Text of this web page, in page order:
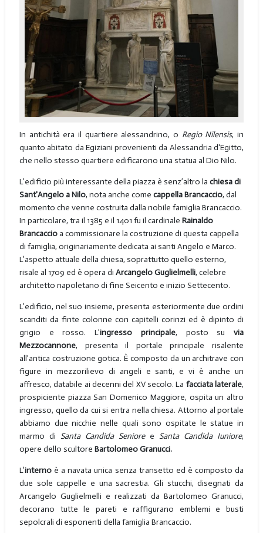
In antichità era il quartiere alessandrino, o Regio Nilensis, in
quanto abitato da Egiziani provenienti da Alessandria d'Egitto,
che nello stesso quartiere edificarono una statua al Dio Nilo.
L’edificio più interessante della piazza è senz’altro la chiesa di
Sant'Angelo a Nilo, nota anche come cappella Brancaccio, dal
momento che venne costruita dalla nobile famiglia Brancaccio.
In particolare, tra il 1385 e il 1401 fu il cardinale Rainaldo
Brancaccioa commissionare la costruzione di questa cappella
di famiglia, originariamente dedicata ai santi Angelo e Marco.
L’aspetto attuale della chiesa, soprattutto quello esterno,
risale al 1709 ed è opera di Arcangelo Guglielmelli, celebre
architetto napoletano di fine Seicento e inizio Settecento.
L’edificio, nel suo insieme, presenta esteriormente due ordini
scanditi da finte colonne con capitelli corinzi ed è dipinto di
grigio e rosso. L'ingresso principale, posto suvia
Mezzocannone, presenta il portale principale risalente
all'antica costruzione gotica. È composto da un architrave con
figure in mezzorilievo di angeli e santi, e vi è anche un
affresco, databile ai decenni del XV secolo. La facciata laterale,
prospiciente piazza San Domenico Maggiore, ospita un altro
ingresso, quello da cui si entra nella chiesa. Attorno al portale
abbiamo due nicchie nelle quali sono ospitate le statue in
marmo di Santa Candida SenioreeSanta Candida Iuniore,
opere dello scultore Bartolomeo Granucci.
L’internoè a navata unica senza transetto ed è composto da
due sole cappelle e una sacrestia. Gli stucchi, disegnati da
Arcangelo Guglielmelli e realizzati da Bartolomeo Granucci,
decorano tutte le pareti e raffigurano emblemi e busti
sepolcrali di esponenti della famiglia Brancaccio.